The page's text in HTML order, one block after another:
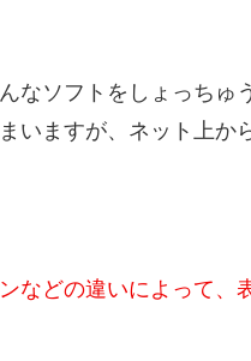
なソフトをしょっちゅ
いますが、ネット上
などの違いによって